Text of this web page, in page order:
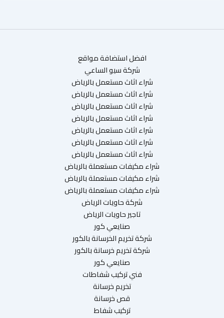
افضل استضافة مواقع
شركة سيو الساعي
شراء اثاث مستعمل بالرياض
شراء اثاث مستعمل بالرياض
شراء اثاث مستعمل بالرياض
شراء اثاث مستعمل بالرياض
شراء اثاث مستعمل بالرياض
شراء اثاث مستعمل بالرياض
شراء اثاث مستعمل بالرياض
شراء مكيفات مستعملة بالرياض
شراء مكيفات مستعملة بالرياض
شراء مكيفات مستعملة بالرياض
شركة حاويات الرياض
تاجير حاويات الرياض
صنايعي كور
شركة تخريم الخرسانة بالكور
شركة تخريم خرسانة بالكور
صنايعي كور
فني تركيب شفاطات
تخريم خرسانة
قص خرسانة
تركيب شفاط